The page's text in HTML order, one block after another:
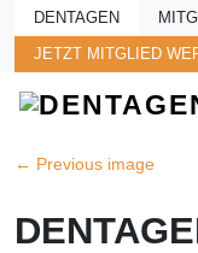
Skip to main content
DENTAGEN
JETZT MITGLIED
← Previous image